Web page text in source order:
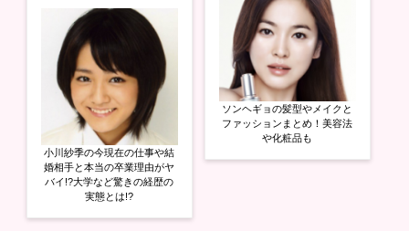
小川紗季の今現在の仕事や結
婚相手と本当の卒業理由がヤ
バイ!?大学など驚きの経歴の
実態とは!?
ソンヘギョの髪型やメイクと
ファッションまとめ！美容法
や化粧品も